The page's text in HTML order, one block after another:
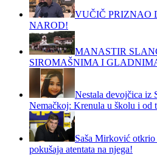
VUČIČ PRIZNAO
NAROD!
MANASTIR
SIROMAŠNIMA I
Nestala devojčica iz
Nemačkoj: Krenula u školu i od
Saša Mirković
pokušaja atentata na njega!